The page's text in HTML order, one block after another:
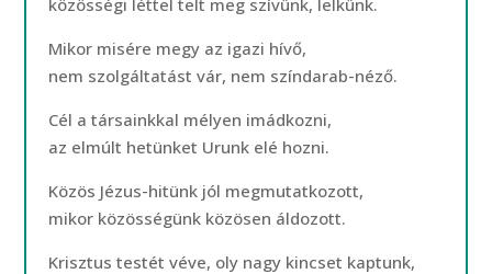
közösségi léttel telt meg szívünk, lelkünk.
Mikor misére megy az igazi hívő,
nem szolgáltatást vár, nem színdarab-néző.
Cél a társainkkal mélyen imádkozni,
az elmúlt hetünket Urunk elé hozni.
Közös Jézus-hitünk jól megmutatkozott,
mikor közösségünk közösen áldozott.
Krisztus testét véve, oly nagy kincset kaptunk,